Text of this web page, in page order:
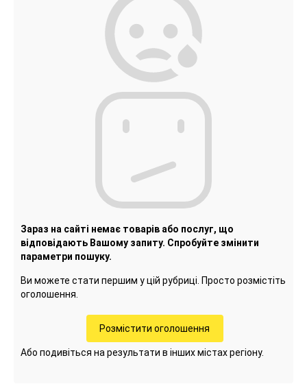
Зараз на сайті немає товарів або послуг, що
відповідають Вашому запиту. Спробуйте змінити
параметри пошуку.
Ви можете стати першим у цій рубриці. Просто розмістіть
оголошення.
Розмістити оголошення
Або подивіться на результати в інших містах регіону.